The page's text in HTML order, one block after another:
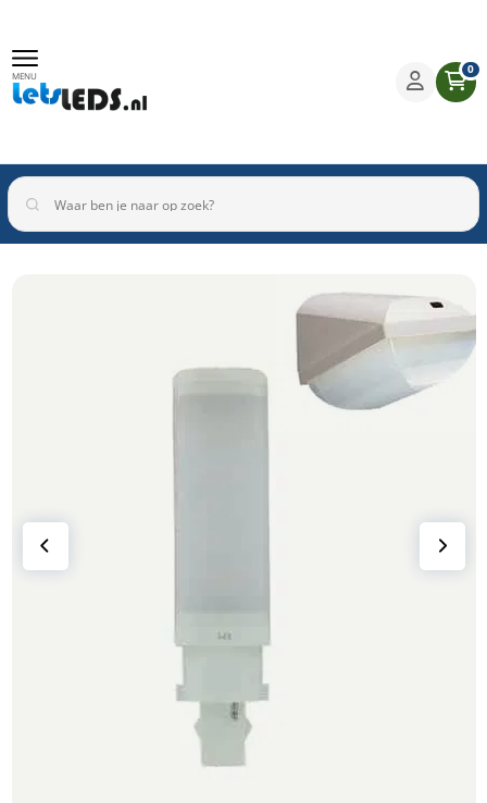
MENU 0
Buitenverlichting
Armaturen